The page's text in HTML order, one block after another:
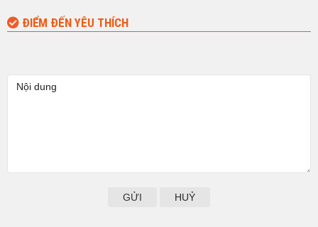
ĐIỂM ĐẾN YÊU THÍCH
HUỶ